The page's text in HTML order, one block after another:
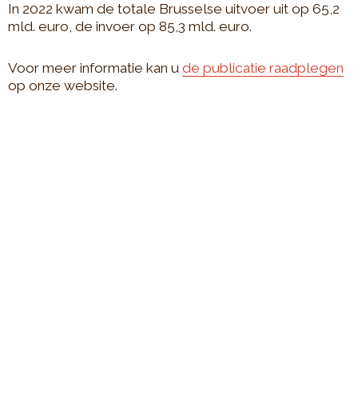
In 2022 kwam de totale Brusselse uitvoer uit op 65,2
mld. euro, de invoer op 85,3 mld. euro.
Voor meer informatie kan u de publicatie raadplegen
op onze website.